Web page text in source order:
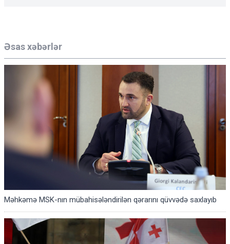
Əsas xəbərlər
Məhkəmə MSK-nın mübahisələndirilən qərarını qüvvədə saxlayıb